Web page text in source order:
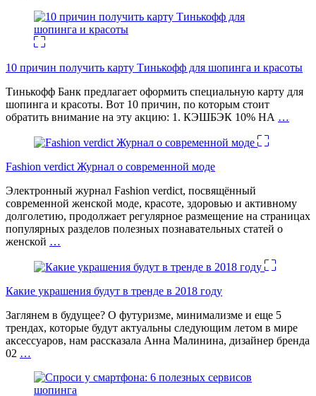
10 причин получить карту Тинькофф для шопинга и красоты
Тинькофф Банк предлагает оформить специальную карту для
шопинга и красоты. Вот 10 причин, по которым стоит
обратить внимание на эту акцию: 1. КЭШБЭК 10% НА …
Fashion verdict Журнал о современной моде
Электронный журнал Fashion verdict, посвящённый
современной женской моде, красоте, здоровью и активному
долголетию, продолжает регулярное размещение на страницах
популярных разделов полезных познавательных статей о
женской …
Какие украшения будут в тренде в 2018 году
Заглянем в будущее? О футуризме, минимализме и еще 5
трендах, которые будут актуальны следующим летом в мире
аксессуаров, нам рассказала Анна Малинина, дизайнер бренда
02 …